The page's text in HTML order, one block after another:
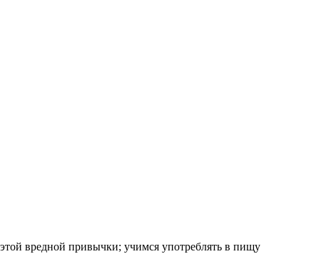
вредной привычки; учимся употреблять в пищу